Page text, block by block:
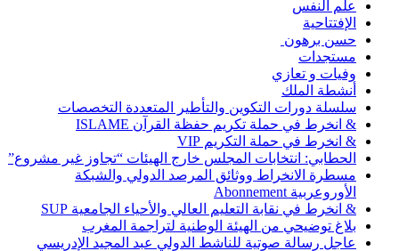
علم النفس
الإفتتاحية
حسن برهون
مستجدات
وفيات و تعازي
أنشطة الملك
سلسلة دورات التكوين والتأطير المتعددة التخصصات
& انخرط في حملة تكريم حفظة القرآن ISLAME
& انخرط في حملة التكريم VIP
الحطابي: انتخابات المجلس خارج الهيئات “تجاوز غير مشروع”
مسطرة الانخراط ووثائق المرصد الدولي والشبكة
الأوروعربية Abonnement
& انخرط في نقابة التعليم العالي والأحياء الجامعية SUP
بلاغ توضيحي من الهيئة الوطنية لتراجمة المغرب
عاجل رسالة صوتية للناشط الدولي عبد المجيد الإدريسي